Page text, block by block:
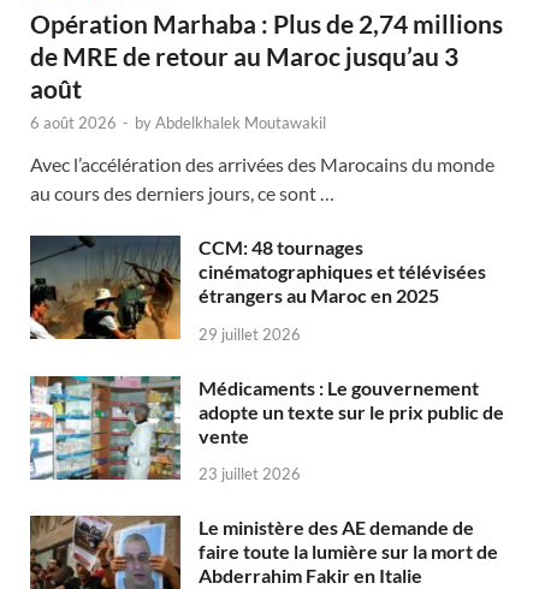
Opération Marhaba : Plus de 2,74 millions
de MRE de retour au Maroc jusqu’au 3
août
6 août 2026 - byAbdelkhalek Moutawakil
Avec l’accélération des arrivées des Marocains du monde
au cours des derniers jours, ce sont …
CCM: 48 tournages
cinématographiques et télévisées
étrangers au Maroc en 2025
29 juillet 2026
Médicaments : Le gouvernement
adopte un texte sur le prix public de
vente
23 juillet 2026
Le ministère des AE demande de
faire toute la lumière sur la mort de
Abderrahim Fakir en Italie